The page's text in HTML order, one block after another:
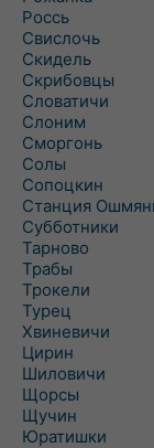
Россь
Свислочь
Скидель
Скрибовцы
Словатичи
Слоним
Сморгонь
Солы
Сопоцкин
Станция
Субботники
Тарново
Трабы
Трокели
Турец
Хвиневичи
Цирин
Шиловичи
Щорсы
Щучин
Юратишки